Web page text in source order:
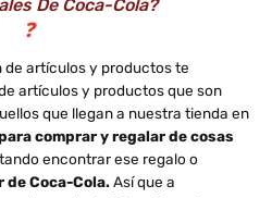
De Coca-Cola?
❓
de artículos y productos te
artículos y productos que son
que llegan a nuestra tienda en
comprar y regalar de cosas
encontrar ese regalo o
de Coca-Cola.Así que a